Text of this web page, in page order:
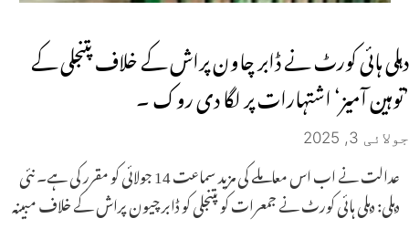
دہلی ہائی کورٹ نے ڈابر چاون پراش کے خلاف پتنجلی کے
’توہین آمیز‘ اشتہارات پر لگا دی روک ۔
جولائی 3, 2025
عدالت نے اب اس معاملے کی مزید سماعت 14 جولائی کو مقرر کی ہے۔ نئی
دہلی: دہلی ہائی کورٹ نے جمعرات کو پتنجلی کو ڈابر چیون پراش کے خلاف مبینہ